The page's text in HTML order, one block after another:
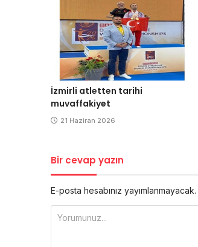
İzmirli atletten tarihi
muvaffakiyet
21 Haziran 2026
Bir cevap yazın
E-posta hesabınız yayımlanmayacak.